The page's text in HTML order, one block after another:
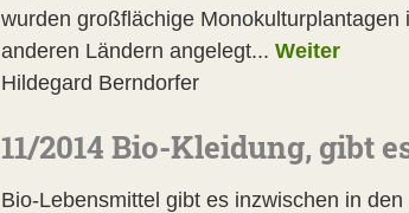
wurden großflächige
anderen Ländern angelegt... Weiter
Hildegard Berndorfer
11/2014 Bio-Kleidung, gibt
Bio-Lebensmittel gibt es inzwischen in